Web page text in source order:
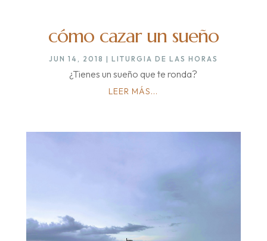
cómo cazar un sueño
JUN 14, 2018 | LITURGIA DE LAS HORAS
¿Tienes un sueño que te ronda?
LEER MÁS...